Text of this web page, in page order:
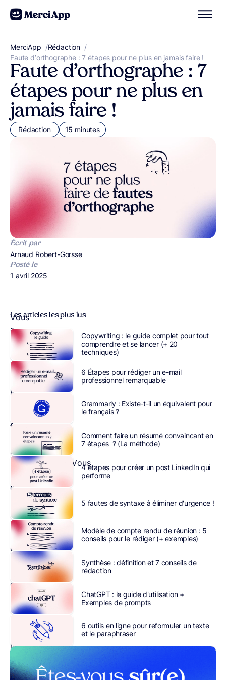
Aller au contenu
MerciApp correcteur orthographe
/Rédaction /
Faute d’orthographe : 7 étapes pour ne plus en jamais faire !
Faute d’orthographe : 7
étapes pour ne plus en
jamais faire !
Rédaction 15 minutes
Écrit par
Publié par
Arnaud Robert-Gorsse
Posté le
Publié le
1 avril 2025
Vous
avez
décidé
vous
exercer
pour
faire
fautes
d’orthographe ? Vous
souhaitez
devenir
votre
propre
correcteur
?
Félicitations !
Vous
avez
compris
soigner
orthographe
n’est
ni
un
Les articles les plus lus
Copywriting : le guide complet pour tout
comprendre et se lancer (+ 20
techniques)
6 Étapes pour rédiger un e-mail
professionnel remarquable
Grammarly : Existe-t-il un équivalent pour
le français ?
Comment faire un résumé convaincant en
7 étapes ? (La méthode)
4 étapes pour créer un post LinkedIn qui
performe
5 fautes de syntaxe à éliminer d'urgence !
Modèle de compte rendu de réunion : 5
conseils pour le rédiger (+ exemples)
Synthèse : définition et 7 conseils de
rédaction
ChatGPT : le guide d'utilisation +
Exemples de prompts
6 outils en ligne pour reformuler un texte
et le paraphraser